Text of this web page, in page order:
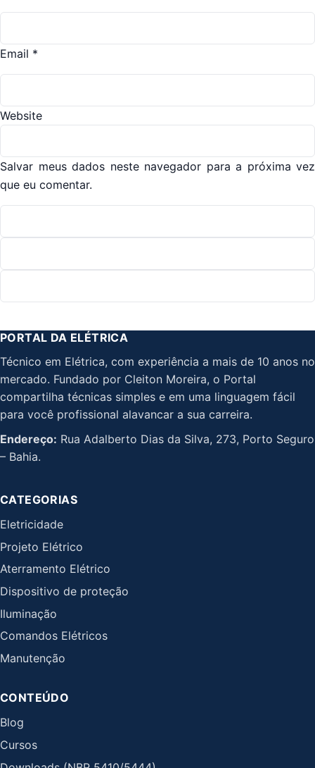
Email *
Website
Salvar meus dados neste navegador para a próxima vez
que eu comentar.
PORTAL DA ELÉTRICA
Técnico em Elétrica, com experiência a mais de 10 anos no
mercado. Fundado por Cleiton Moreira, o Portal
compartilha técnicas simples e em uma linguagem fácil
para você profissional alavancar a sua carreira.
Endereço: Rua Adalberto Dias da Silva, 273, Porto Seguro
– Bahia.
CATEGORIAS
Eletricidade
Projeto Elétrico
Aterramento Elétrico
Dispositivo de proteção
Iluminação
Comandos Elétricos
Manutenção
CONTEÚDO
Blog
Cursos